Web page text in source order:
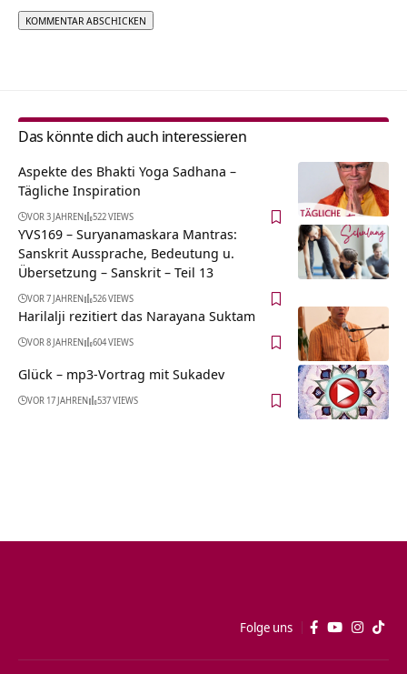
Das könnte dich auch interessieren
Aspekte des Bhakti Yoga Sadhana –
Tägliche Inspiration
VOR 3 JAHREN 522 VIEWS
YVS169 – Suryanamaskara Mantras:
Sanskrit Aussprache, Bedeutung u.
Übersetzung – Sanskrit – Teil 13
VOR 7 JAHREN 526 VIEWS
Harilalji rezitiert das Narayana Suktam
VOR 8 JAHREN 604 VIEWS
Glück – mp3-Vortrag mit Sukadev
VOR 17 JAHREN 537 VIEWS
Folge uns